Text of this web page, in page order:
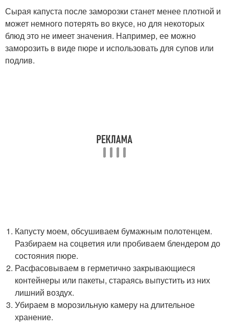
Сырая капуста после заморозки станет менее плотной и
может немного потерять во вкусе, но для некоторых
блюд это не имеет значения. Например, ее можно
заморозить в виде пюре и использовать для супов или
подлив.
Капусту моем, обсушиваем бумажным полотенцем.
Разбираем на соцветия или пробиваем блендером до
состояния пюре.
Расфасовываем в герметично закрывающиеся
контейнеры или пакеты, стараясь выпустить из них
лишний воздух.
Убираем в морозильную камеру на длительное
хранение.